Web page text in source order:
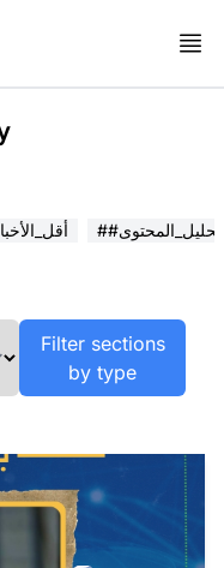
##تحليل_المحتوى
Filter sections
by type